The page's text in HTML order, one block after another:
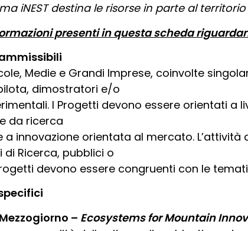
iNEST destina le risorse in parte al
presenti in questa scheda
Medie e Grandi Imprese, coinvolte
dimostratori e/o
I Progetti devono essere orientati
da ricerca
a innovazione orientata al mercato.
di Ricerca, pubblici o
devono essere congruenti con le
– Ecosystems for Mountain